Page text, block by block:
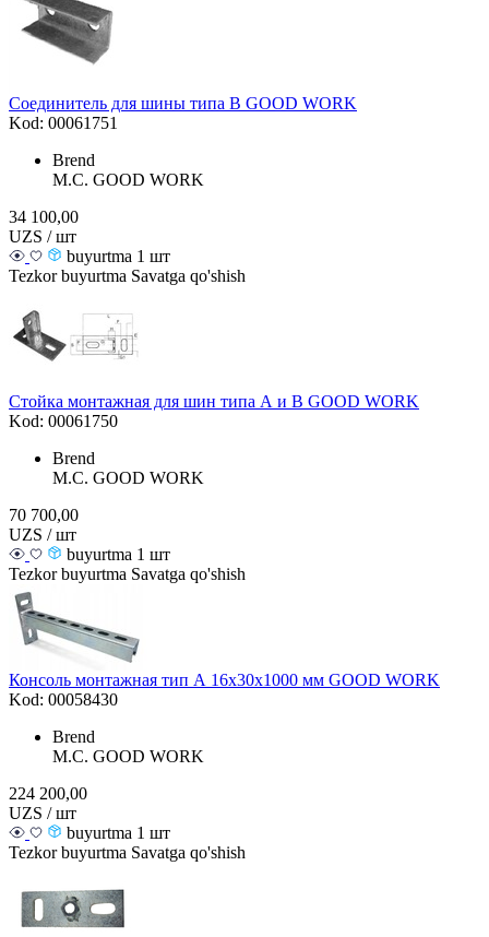
Соединитель для шины типа B GOOD WORK
Kod: 00061751
Brend
M.С. GOOD WORK
34 100,00
UZS / шт
buyurtma 1 шт
Tezkor buyurtma Savatga qo'shish
Стойка монтажная для шин типа А и B GOOD WORK
Kod: 00061750
Brend
M.С. GOOD WORK
70 700,00
UZS / шт
buyurtma 1 шт
Tezkor buyurtma Savatga qo'shish
Консоль монтажная тип А 16х30х1000 мм GOOD WORK
Kod: 00058430
Brend
M.С. GOOD WORK
224 200,00
UZS / шт
buyurtma 1 шт
Tezkor buyurtma Savatga qo'shish